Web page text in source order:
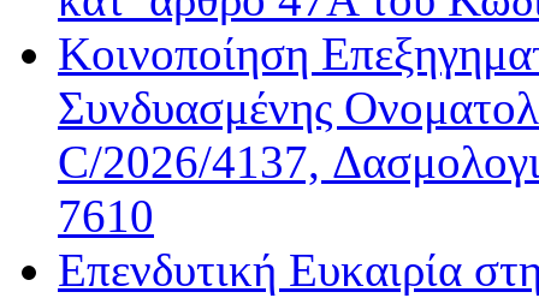
Κοινοποίηση
Συνδυασμένης
C/2026/4137,
7610
Επενδυτική Ευκαιρία